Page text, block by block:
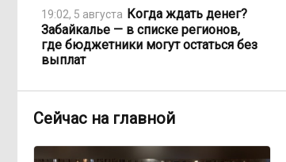
19:02, 5 августа Когда ждать денег?
Забайкалье — в списке регионов,
где бюджетники могут остаться без
выплат
превысить весь наш опыт»: Осипов
угрозе на фоне пожаров в Европе
Сейчас на главной